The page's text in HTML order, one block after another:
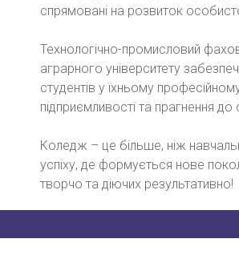
спрямовані на розвиток
Технологічно-промисловий
аграрного університету
студентів у їхньому
підприємливості та прагнення до
Коледж – це більше, ніж
успіху, де формується нове
творчо та діючих результативно!